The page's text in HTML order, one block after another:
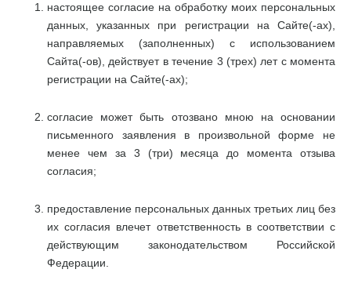
настоящее согласие на обработку моих персональных
данных, указанных при регистрации на Сайте(-ах),
направляемых (заполненных) с использованием
Cайта(-ов), действует в течение 3 (трех) лет с момента
регистрации на Cайте(-ах);
согласие может быть отозвано мною на основании
письменного заявления в произвольной форме не
менее чем за 3 (три) месяца до момента отзыва
согласия;
предоставление персональных данных третьих лиц без
их согласия влечет ответственность в соответствии с
действующим законодательством Российской
Федерации.